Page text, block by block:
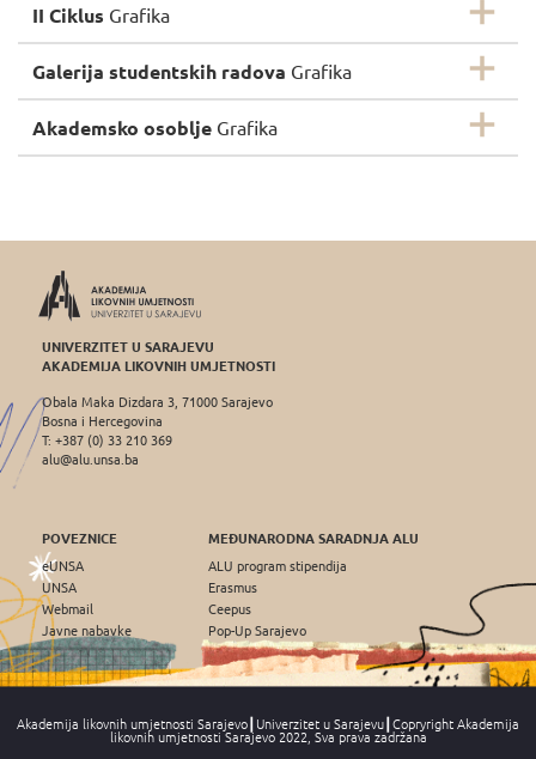
II Ciklus Grafika
Galerija studentskih radova Grafika
Akademsko osoblje Grafika
UNIVERZITET U SARAJEVU
AKADEMIJA LIKOVNIH UMJETNOSTI
Obala Maka Dizdara 3, 71000 Sarajevo
Bosna i Hercegovina
T: +387 (0) 33 210 369
alu@alu.unsa.ba
POVEZNICE
eUNSA
UNSA
Webmail
Javne nabavke
MEĐUNARODNA SARADNJA ALU
ALU program stipendija
Erasmus
Ceepus
Pop-Up Sarajevo
Akademija likovnih umjetnosti Sarajevo┃Univerzitet u Sarajevu┃Copryright Akademija
likovnih umjetnosti Sarajevo 2022, Sva prava zadržana